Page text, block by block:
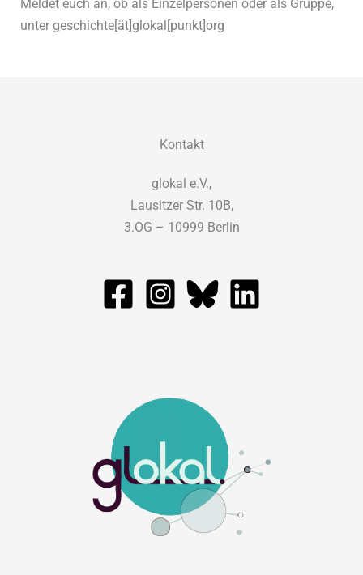
Meldet euch an, ob als Einzelpersonen oder als Gruppe,
unter geschichte[ät]glokal[punkt]org
Kontakt
glokal e.V.,
Lausitzer Str. 10B,
3.OG – 10999 Berlin